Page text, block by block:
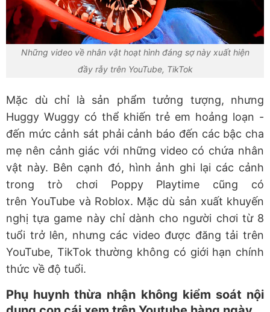
Những video về nhân vật hoạt hình đáng sợ này xuất hiện
đầy rẫy trên YouTube, TikTok
Mặc dù chỉ là sản phẩm tưởng tượng, nhưng
Huggy Wuggy có thể khiến trẻ em hoảng loạn -
đến mức cảnh sát phải cảnh báo đến các bậc cha
mẹ nên cảnh giác với những video có chứa nhân
vật này. Bên cạnh đó, hình ảnh ghi lại các cảnh
trong trò chơi Poppy Playtime cũng có
trên YouTube và Roblox. Mặc dù sản xuất khuyến
nghị tựa game này chỉ dành cho người chơi từ 8
tuổi trở lên, nhưng các video được đăng tải trên
YouTube, TikTok thường không có giới hạn chính
thức về độ tuổi.
Phụ huynh thừa nhận không kiểm soát nội